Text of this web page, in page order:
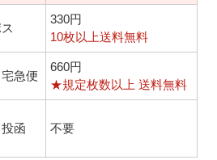
330円
10枚以上送料無料
急便
660円
★規定枚数以上 送料無料
函 不要